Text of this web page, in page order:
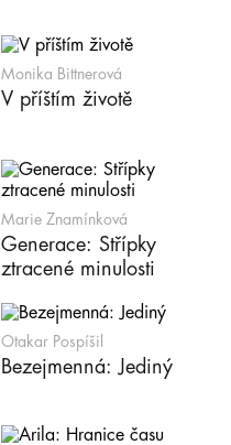
Monika Bittnerová
V příštím životě
Marie Znamínková
Generace: Střípky
ztracené minulosti
Otakar Pospíšil
Bezejmenná: Jediný